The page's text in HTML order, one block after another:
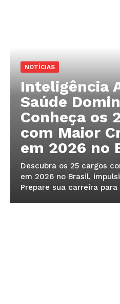
NOTÍCIAS
Inteligência
Saúde
Conheça os
com Maior
em 2026 no
Descubra os 25 cargos
em 2026 no Brasil,
Prepare sua carreira